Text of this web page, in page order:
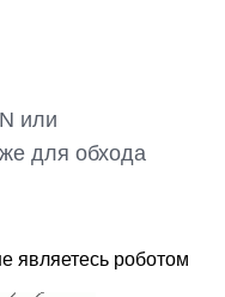
или
для обхода
являетесь роботом